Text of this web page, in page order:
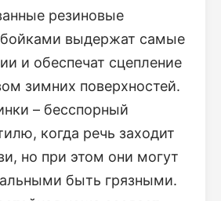
резиновые
выдержат самые
и обеспечат сцепление
зимних поверхностей.
– бесспорный
когда речь заходит
но при этом они могут
быть грязными.